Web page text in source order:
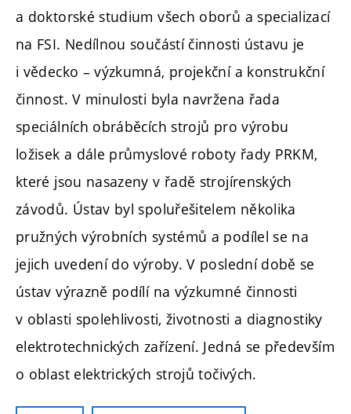
a doktorské studium všech oborů a specializací
na FSI. Nedílnou součástí činnosti ústavu je
i vědecko – výzkumná, projekční a konstrukční
činnost. V minulosti byla navržena řada
speciálních obráběcích strojů pro výrobu
ložisek a dále průmyslové roboty řady PRKM,
které jsou nasazeny v řadě strojírenských
závodů. Ústav byl spoluřešitelem několika
pružných výrobních systémů a podílel se na
jejich uvedení do výroby. V poslední době se
ústav výrazně podílí na výzkumné činnosti
v oblasti spolehlivosti, životnosti a diagnostiky
elektrotechnických zařízení. Jedná se především
o oblast elektrických strojů točivých.